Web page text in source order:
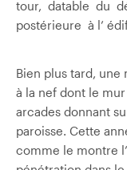
tour, datable du
postérieure à l’
Bien plus tard,
à la nef dont le
arcades donnant
paroisse. Cette
comme le montre